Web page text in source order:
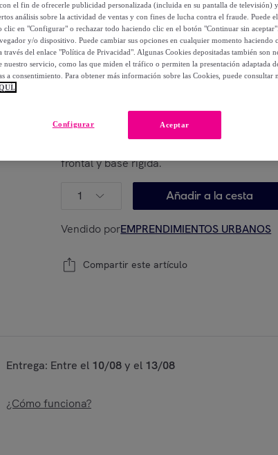
10,99 €
19,99 €
-45%
Organizador plegable Nardelly
frontal y base rígida.
1 Añadir a la cesta
Vendido porEMPRENDIMIENTOS URBANOS
Compartir este artículo
Entrega: Entre el 10/08y el 13/08
¿Cómo funciona?
el fin de ofrecerle publicidad personalizada (incluida en su pantalla de televisión)
análisis sobre la actividad de ventas y con fines de lucha contra el fraude. Puede
clic en "Configurar" o rechazar todo haciendo clic en el botón "Continuar sin
y/o dispositivo. Puede cambiar sus opciones en cualquier momento haciendo
través del enlace "Política de Privacidad". Algunas Cookies depositadas también son
servicio, como las que miden el tráfico o permiten la presentación adaptada
a consentimiento. Para obtener más información sobre las Cookies, puede consultar
Aceptar
Configurar